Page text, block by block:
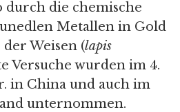
durch die chemische
Metallen in Gold
Weisen (lapis
Versuche wurden im 4.
in China und auch im
unternommen.